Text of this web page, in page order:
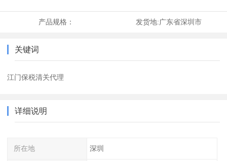
产品规格： 发货地:广东省深圳市
关键词
江门保税清关代理
详细说明
所在地 深圳